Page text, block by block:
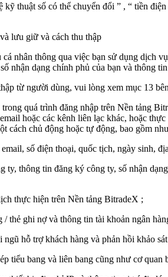
kỹ thuật số có thể chuyển đổi ” , “ tiền
lưu giữ và cách thu thập
nhân thông qua việc bạn sử dụng dịch
nhận dạng chính phủ của bạn và thông
từ người dùng, vui lòng xem mục 13
quá trình đăng nhập trên Nền tảng
hoặc các kênh liên lạc khác, hoặc
cách chủ động hoặc tự động, bao gồm
số điện thoại, quốc tịch, ngày sinh,
ty, thông tin đăng ký công ty, số nhận
thực hiện trên Nền tảng BitradeX ;
/ thẻ ghi nợ và thông tin tài khoản ngân
hỗ trợ khách hàng và phản hồi khảo
tiểu bang và liên bang cũng như cơ quan